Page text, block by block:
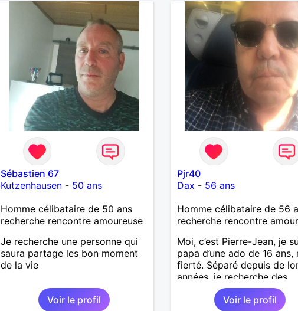
Sébastien 67
Kutzenhausen- 50 ans
Homme célibataire de 50 ans
recherche rencontre amoureuse
Je recherche une personne qui
saura partage les bon moment
de la vie
Voir le profil
Pjr40
Dax - 56 ans
Homme célibataire de 56
recherche rencontre
Moi, c’est Pierre-Jean, je
papa d’une ado de 16 ans,
fierté. Séparé depuis de
années, je recherche des
affinités amicales afin de
rompre une solitude parfois
Voir le profil